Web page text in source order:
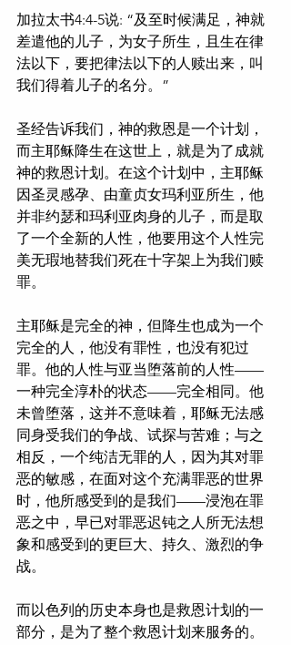
加拉太书4:4-5说: “及至时候满足，神就
差遣他的儿子，为女子所生，且生在律
法以下，要把律法以下的人赎出来，叫
我们得着儿子的名分。”
圣经告诉我们，神的救恩是一个计划，
而主耶稣降生在这世上，就是为了成就
神的救恩计划。在这个计划中，主耶稣
因圣灵感孕、由童贞女玛利亚所生，他
并非约瑟和玛利亚肉身的儿子，而是取
了一个全新的人性，他要用这个人性完
美无瑕地替我们死在十字架上为我们赎
罪。
主耶稣是完全的神，但降生也成为一个
完全的人，他没有罪性，也没有犯过
罪。他的人性与亚当堕落前的人性——
一种完全淳朴的状态——完全相同。他
未曾堕落，这并不意味着，耶稣无法感
同身受我们的争战、试探与苦难；与之
相反，一个纯洁无罪的人，因为其对罪
恶的敏感，在面对这个充满罪恶的世界
时，他所感受到的是我们——浸泡在罪
恶之中，早已对罪恶迟钝之人所无法想
象和感受到的更巨大、持久、激烈的争
战。
而以色列的历史本身也是救恩计划的一
部分，是为了整个救恩计划来服务的。